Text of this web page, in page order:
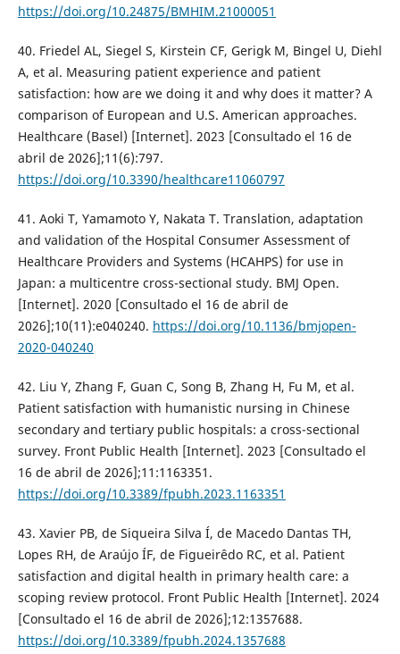
https://doi.org/10.24875/BMHIM.21000051
40. Friedel AL, Siegel S, Kirstein CF, Gerigk M, Bingel U, Diehl
A, et al. Measuring patient experience and patient
satisfaction: how are we doing it and why does it matter? A
comparison of European and U.S. American approaches.
Healthcare (Basel) [Internet]. 2023 [Consultado el 16 de
abril de 2026];11(6):797.
https://doi.org/10.3390/healthcare11060797
41. Aoki T, Yamamoto Y, Nakata T. Translation, adaptation
and validation of the Hospital Consumer Assessment of
Healthcare Providers and Systems (HCAHPS) for use in
Japan: a multicentre cross-sectional study. BMJ Open.
[Internet]. 2020 [Consultado el 16 de abril de
2026];10(11):e040240. https://doi.org/10.1136/bmjopen-
2020-040240
42. Liu Y, Zhang F, Guan C, Song B, Zhang H, Fu M, et al.
Patient satisfaction with humanistic nursing in Chinese
secondary and tertiary public hospitals: a cross-sectional
survey. Front Public Health [Internet]. 2023 [Consultado el
16 de abril de 2026];11:1163351.
https://doi.org/10.3389/fpubh.2023.1163351
43. Xavier PB, de Siqueira Silva Í, de Macedo Dantas TH,
Lopes RH, de Araújo ÍF, de Figueirêdo RC, et al. Patient
satisfaction and digital health in primary health care: a
scoping review protocol. Front Public Health [Internet]. 2024
[Consultado el 16 de abril de 2026];12:1357688.
https://doi.org/10.3389/fpubh.2024.1357688